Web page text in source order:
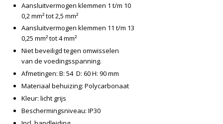
Aansluitvermogen klemmen 1 t/m 10
0,2 mm² tot 2,5 mm²
Aansluitvermogen klemmen 11 t/m 13
0,25 mm² tot 4 mm²
Niet beveiligd tegen omwisselen
van de voedingsspanning.
Afmetingen: B: 54 D: 60 H: 90 mm
Materiaal behuizing: Polycarbonaat
Kleur: licht grijs
Beschermingsniveau: IP30